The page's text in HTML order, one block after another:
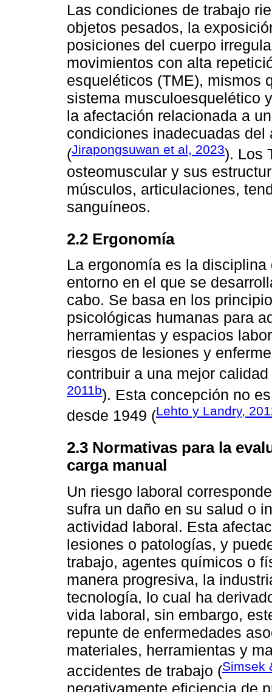
Las condiciones de trabajo
objetos pesados, la
posiciones del cuerpo
movimientos con alta
esqueléticos (TME), mismos
sistema musculoesquelético
la afectación relacionada a
condiciones inadecuadas
(Jirapongsuwan et al, 2023). Los
osteomuscular y sus
músculos, articulaciones,
sanguíneos.
2.2 Ergonomía
La ergonomía es la
entorno en el que se
cabo. Se basa en los
psicológicas humanas para
herramientas y espacios
riesgos de lesiones y
contribuir a una mejor
2011b). Esta concepción no
desde 1949 (Lehto y Landry,
2.3 Normativas para la
carga manual
Un riesgo laboral
sufra un daño en su salud o
actividad laboral. Esta
lesiones o patologías, y
trabajo, agentes químicos o
manera progresiva, la
tecnología, lo cual ha
vida laboral, sin embargo,
repunte de enfermedades
materiales, herramientas y
accidentes de trabajo (Simsek
negativamente eficiencia de